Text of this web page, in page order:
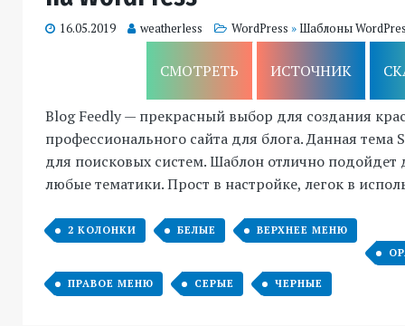
16.05.2019 weatherless WordPress » Шаблоны
СМОТРЕТЬ ИСТОЧНИК
Blog Feedly — прекрасный выбор для создания
профессионального сайта для блога. Данная тема
для поисковых систем. Шаблон отлично подойдет
любые тематики. Прост в настройке, легок в
2 КОЛОНКИ БЕЛЫЕ
ВЕРХНЕЕ МЕНЮ
ПРАВОЕ МЕНЮ СЕРЫЕ ЧЕРНЫЕ